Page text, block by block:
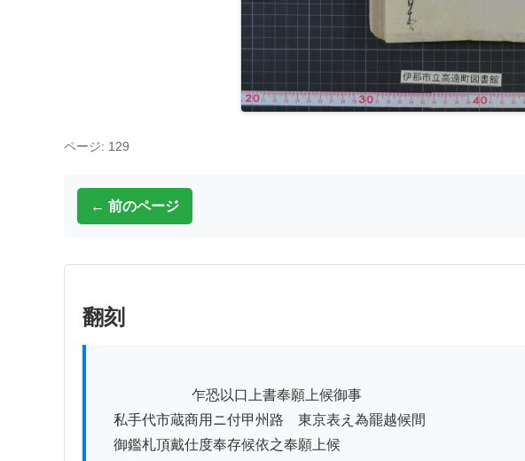
ページ: 129
← 前のページ
翻刻
私手代市蔵商用ニ付甲州路ゟ東京表え為罷越候間
御鑑札頂戴仕度奉存候依之奉願上候